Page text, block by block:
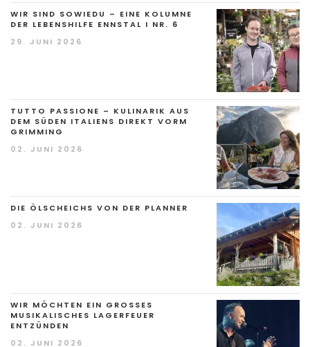
WIR SIND SOWIEDU – EINE KOLUMNE
DER LEBENSHILFE ENNSTAL I NR. 6
29. JUNI 2026
TUTTO PASSIONE – KULINARIK AUS
DEM SÜDEN ITALIENS DIREKT VORM
GRIMMING
02. JUNI 2026
DIE ÖLSCHEICHS VON DER PLANNER
02. JUNI 2026
WIR MÖCHTEN EIN GROSSES M
USIKALISCHES LAGERFEUER E
NTZÜNDEN
02. JUNI 2026